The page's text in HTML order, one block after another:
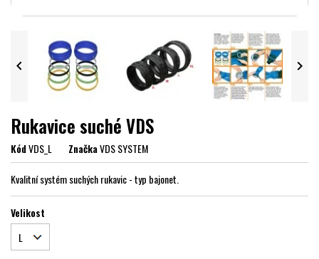
 
Rukavice suché VDS
KódVDS_L ZnačkaVDS SYSTEM
Kvalitní systém suchých rukavic - typ bajonet.
Velikost